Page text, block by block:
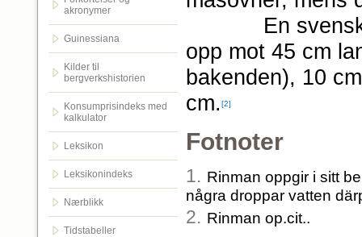
akronymer
Guinessiana
Kilder til
bergverkshistorien
Konsumprisindeks med
kalkulator
Leksikon
Leksikonindeks
Nærblikk
Tidstabeller
En svensk
opp mot 45 cm
bakenden), 10
cm. [2]
Fotnoter
1. Rinman oppgir i sitt
några droppar vatten
2. Rinman op.cit..